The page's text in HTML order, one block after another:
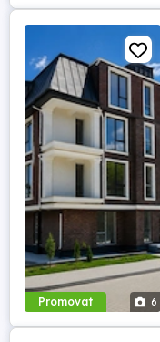
Promovat 6